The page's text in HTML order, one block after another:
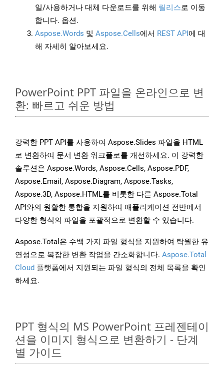
일/사용하거나 대체 다운로드를 위해 릴리스로 이동
합니다. 옵션.
Aspose.Words 및 Aspose.Cells에서 REST API에 대
해 자세히 알아보세요.
PowerPoint PPT 파일을 온라인으로 변
환: 빠르고 쉬운 방법
강력한 PPT API를 사용하여 Aspose.Slides 파일을 HTML
로 변환하여 문서 변환 워크플로를 개선하세요. 이 강력한
솔루션은 Aspose.Words, Aspose.Cells, Aspose.PDF,
Aspose.Email, Aspose.Diagram, Aspose.Tasks,
Aspose.3D, Aspose.HTML를 비롯한 다른 Aspose.Total
API와의 원활한 통합을 지원하여 애플리케이션 전반에서
다양한 형식의 파일을 포괄적으로 변환할 수 있습니다.
Aspose.Total은 수백 가지 파일 형식을 지원하여 탁월한 유
연성으로 복잡한 변환 작업을 간소화합니다. Aspose.Total
Cloud 플랫폼에서 지원되는 파일 형식의 전체 목록을 확인
하세요.
PPT 형식의 MS PowerPoint 프레젠테이
션을 이미지 형식으로 변환하기 - 단계
별 가이드